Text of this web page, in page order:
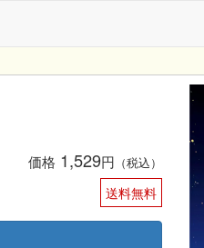
価格 1,529円 （税込）
送料無料